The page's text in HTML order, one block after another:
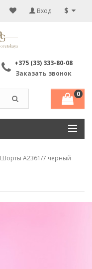
$
Вход
+375 (33) 333-80-08
Заказать звонок
0
Шорты А2361/7 черный